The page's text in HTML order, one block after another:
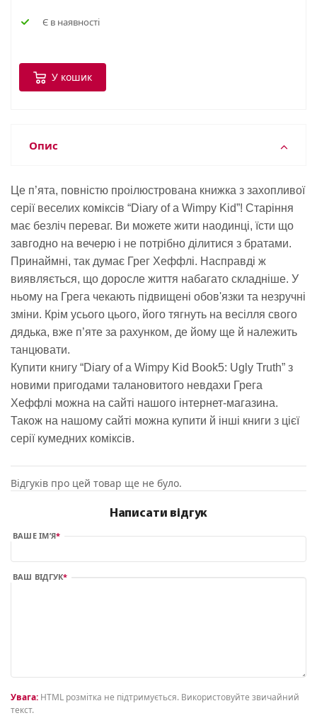
Є в наявності
У кошик
Опис
Це п’ята, повністю проілюстрована книжка з захопливої
серії веселих коміксів “Diary of a Wimpy Kid”! Старіння
має безліч переваг. Ви можете жити наодинці, їсти що
завгодно на вечерю і не потрібно ділитися з братами.
Принаймні, так думає Грег Хеффлі. Насправді ж
виявляється, що доросле життя набагато складніше. У
ньому на Грега чекають підвищені обов'язки та незручні
зміни. Крім усього цього, його тягнуть на весілля свого
дядька, вже п’яте за рахунком, де йому ще й належить
танцювати.
Купити книгу “Diary of a Wimpy Kid Book5: Ugly Truth” з
новими пригодами талановитого невдахи Грега
Хеффлі можна на сайті нашого інтернет-магазина.
Також на нашому сайті можна купити й інші книги з цієї
серії кумедних коміксів.
Відгуків про цей товар ще не було.
Написати відгук
ВАШЕ ІМ’Я
ВАШ ВІДГУК
Увага: HTML розмітка не підтримується. Використовуйте звичайний
текст.